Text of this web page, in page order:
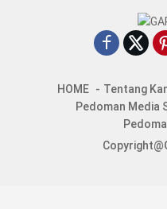
HOME Tentang
Pedoman Media